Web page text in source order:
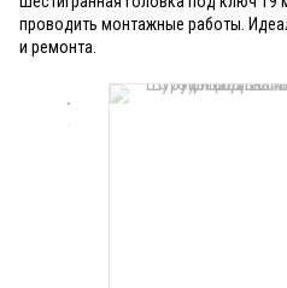
проводить монтажные работы.
и ремонта.